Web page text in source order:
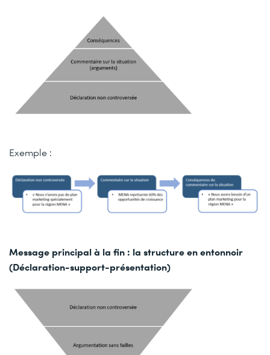
Exemple :
Message principal à la fin : la structure en entonnoir
(Déclaration-support-présentation)